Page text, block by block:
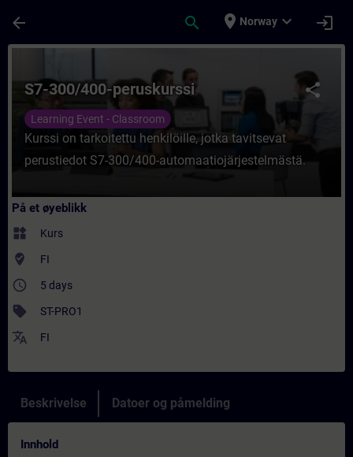
arrow_back search place Norway expand_more login
share
S7-300/400-peruskurssi
Learning Event - Classroom
Kurssi on tarkoitettu henkilöille, jotka tavitsevat
perustiedot S7-300/400-automaatiojärjestelmästä.
På et øyeblikk
widgets Kurs
where_to_vote FI
access_time 5 days
sell ST-PRO1
translate FI
Beskrivelse Datoer og påmelding
Innhold